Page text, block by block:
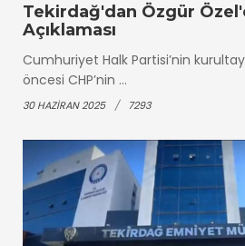
Tekirdağ'dan Özgür
Açıklaması
Cumhuriyet Halk Partisi’nin
öncesi CHP’nin ...
30 HAZIRAN 2025 7293